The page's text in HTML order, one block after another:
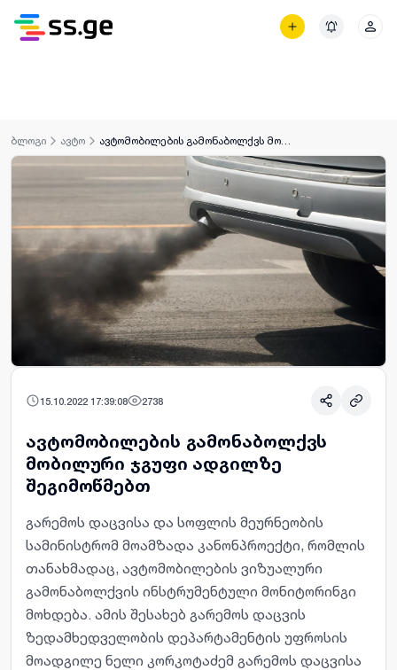
ბლოგი ავტო ავტომობილების გამონაბოლქვს მობილური ჯგუფი ადგილზე შეგიმოწმებთ
15.10.2022 17:39:08 2738
ავტომობილების გამონაბოლქვს
მობილური ჯგუფი ადგილზე
შეგიმოწმებთ
გარემოს დაცვისა და სოფლის მეურნეობის
სამინისტრომ მოამზადა კანონპროექტი, რომლის
თანახმადაც, ავტომობილების ვიზუალური
გამონაბოლქვის ინსტრუმენტული მონიტორინგი
მოხდება. ამის შესახებ გარემოს დაცვის
ზედამხედველობის დეპარტამენტის უფროსის
მოადგილე ნელი კორკოტაძემ გარემოს დაცვისა